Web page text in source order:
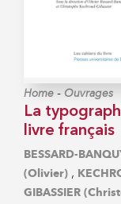
Home - Ouvrages
La
livre français
BESSARD-
(Olivier) ,
GIBASSIER